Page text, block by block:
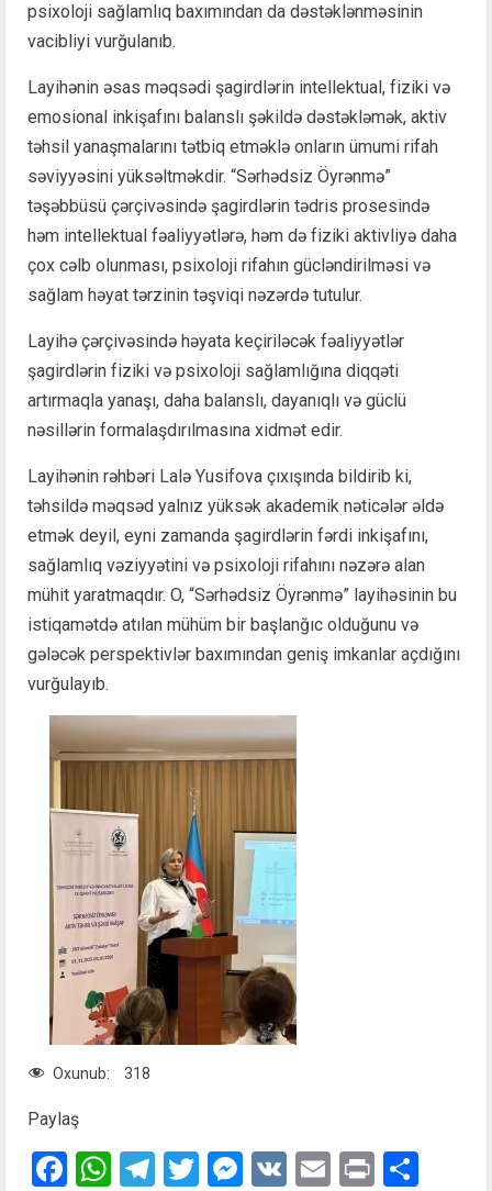
psixoloji sağlamlıq baxımından da dəstəklənməsinin
vacibliyi vurğulanıb.
Layihənin əsas məqsədi şagirdlərin intellektual, fiziki və
emosional inkişafını balanslı şəkildə dəstəkləmək, aktiv
təhsil yanaşmalarını tətbiq etməklə onların ümumi rifah
səviyyəsini yüksəltməkdir. “Sərhədsiz Öyrənmə”
təşəbbüsü çərçivəsində şagirdlərin tədris prosesində
həm intellektual fəaliyyətlərə, həm də fiziki aktivliyə daha
çox cəlb olunması, psixoloji rifahın gücləndirilməsi və
sağlam həyat tərzinin təşviqi nəzərdə tutulur.
Layihə çərçivəsində həyata keçiriləcək fəaliyyətlər
şagirdlərin fiziki və psixoloji sağlamlığına diqqəti
artırmaqla yanaşı, daha balanslı, dayanıqlı və güclü
nəsillərin formalaşdırılmasına xidmət edir.
Layihənin rəhbəri Lalə Yusifova çıxışında bildirib ki,
təhsildə məqsəd yalnız yüksək akademik nəticələr əldə
etmək deyil, eyni zamanda şagirdlərin fərdi inkişafını,
sağlamlıq vəziyyətini və psixoloji rifahını nəzərə alan
mühit yaratmaqdır. O, “Sərhədsiz Öyrənmə” layihəsinin bu
istiqamətdə atılan mühüm bir başlanğıc olduğunu və
gələcək perspektivlər baxımından geniş imkanlar açdığını
vurğulayıb.
Oxunub: 318
Paylaş
Facebook
WhatsApp
Telegram
Twitter
Messenger
VK Email
Print